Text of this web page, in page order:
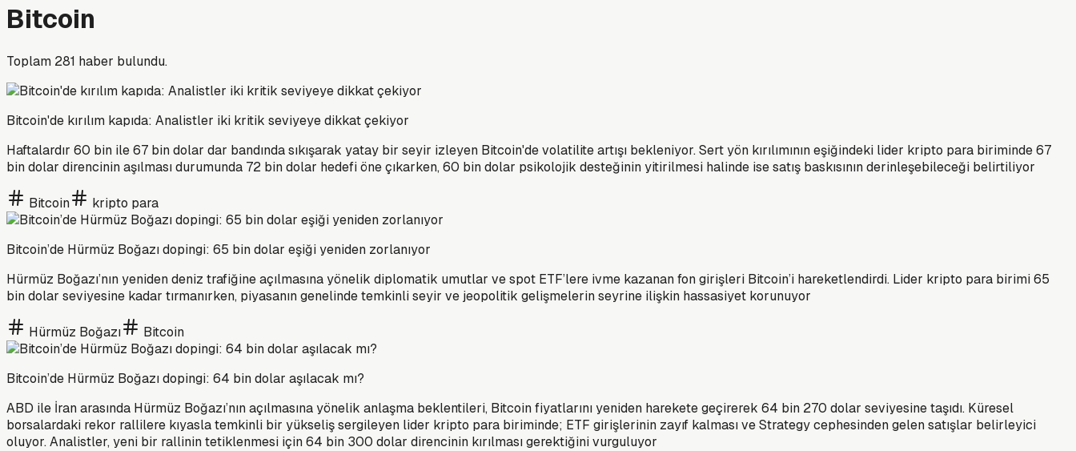
Bitcoin
Toplam 281 haber bulundu.
Bitcoin'de kırılım kapıda: Analistler iki kritik seviyeye dikkat çekiyor
Haftalardır 60 bin ile 67 bin dolar dar bandında sıkışarak yatay bir seyir izleyen Bitcoin'de volatilite artışı bekleniyor. Sert yön kırılımının eşiğindeki lider kripto para biriminde 67
bin dolar direncinin aşılması durumunda 72 bin dolar hedefi öne çıkarken, 60 bin dolar psikolojik desteğinin yitirilmesi halinde ise satış baskısının derinleşebileceği belirtiliyor
Bitcoin kripto para
Bitcoin’de Hürmüz Boğazı dopingi: 65 bin dolar eşiği yeniden zorlanıyor
Hürmüz Boğazı’nın yeniden deniz trafiğine açılmasına yönelik diplomatik umutlar ve spot ETF’lere ivme kazanan fon girişleri Bitcoin’i hareketlendirdi. Lider kripto para birimi 65
bin dolar seviyesine kadar tırmanırken, piyasanın genelinde temkinli seyir ve jeopolitik gelişmelerin seyrine ilişkin hassasiyet korunuyor
Hürmüz Boğazı Bitcoin
Bitcoin’de Hürmüz Boğazı dopingi: 64 bin dolar aşılacak mı?
ABD ile İran arasında Hürmüz Boğazı’nın açılmasına yönelik anlaşma beklentileri, Bitcoin fiyatlarını yeniden harekete geçirerek 64 bin 270 dolar seviyesine taşıdı. Küresel
borsalardaki rekor rallilere kıyasla temkinli bir yükseliş sergileyen lider kripto para biriminde; ETF girişlerinin zayıf kalması ve Strategy cephesinden gelen satışlar belirleyici
oluyor. Analistler, yeni bir rallinin tetiklenmesi için 64 bin 300 dolar direncinin kırılması gerektiğini vurguluyor